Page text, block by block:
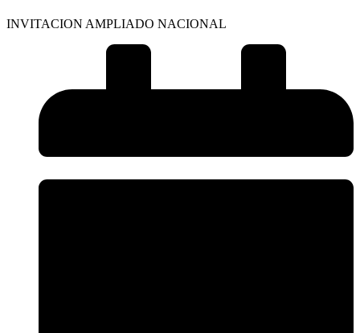
INVITACION AMPLIADO NACIONAL